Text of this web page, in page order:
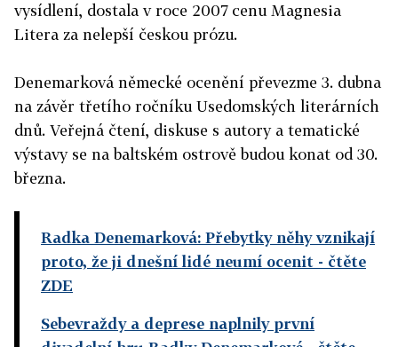
vysídlení, dostala v roce 2007 cenu Magnesia
Litera za nelepší českou prózu.
Denemarková německé ocenění převezme 3. dubna
na závěr třetího ročníku Usedomských literárních
dnů. Veřejná čtení, diskuse s autory a tematické
výstavy se na baltském ostrově budou konat od 30.
března.
Radka Denemarková: Přebytky něhy vznikají
proto, že ji dnešní lidé neumí ocenit - čtěte
ZDE
Sebevraždy a deprese naplnily první